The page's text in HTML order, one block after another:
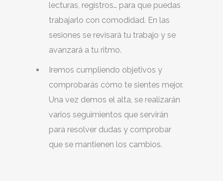
lecturas, registros… para que puedas
trabajarlo con comodidad. En las
sesiones se revisará tu trabajo y se
avanzará a tu ritmo.
Iremos cumpliendo objetivos y
comprobarás cómo te sientes mejor.
Una vez demos el alta, se realizarán
varios seguimientos que servirán
para resolver dudas y comprobar
que se mantienen los cambios.